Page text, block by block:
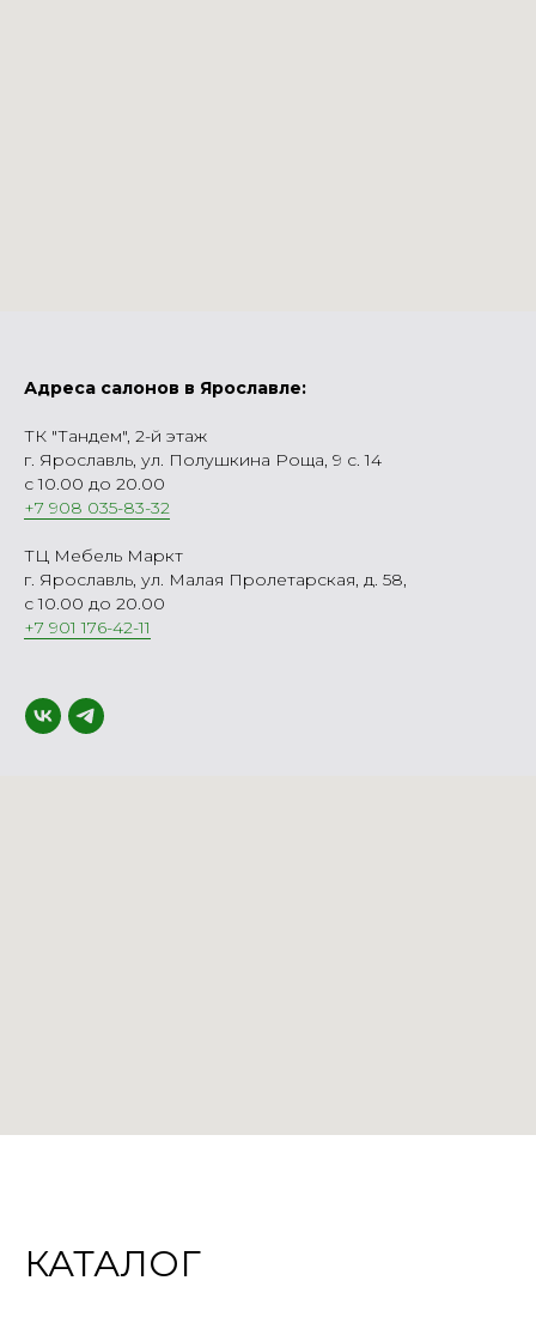
Адреса салонов в Ярославле:
ТК "Тандем", 2-й этаж
г. Ярославль, ул. Полушкина Роща, 9 с. 14
с 10.00 до 20.00
+7 908 035-83-32
ТЦ Мебель Маркт
г. Ярославль, ул. Малая Пролетарская, д. 58,
с 10.00 до 20.00
+7 901 176-42-11
КАТАЛОГ